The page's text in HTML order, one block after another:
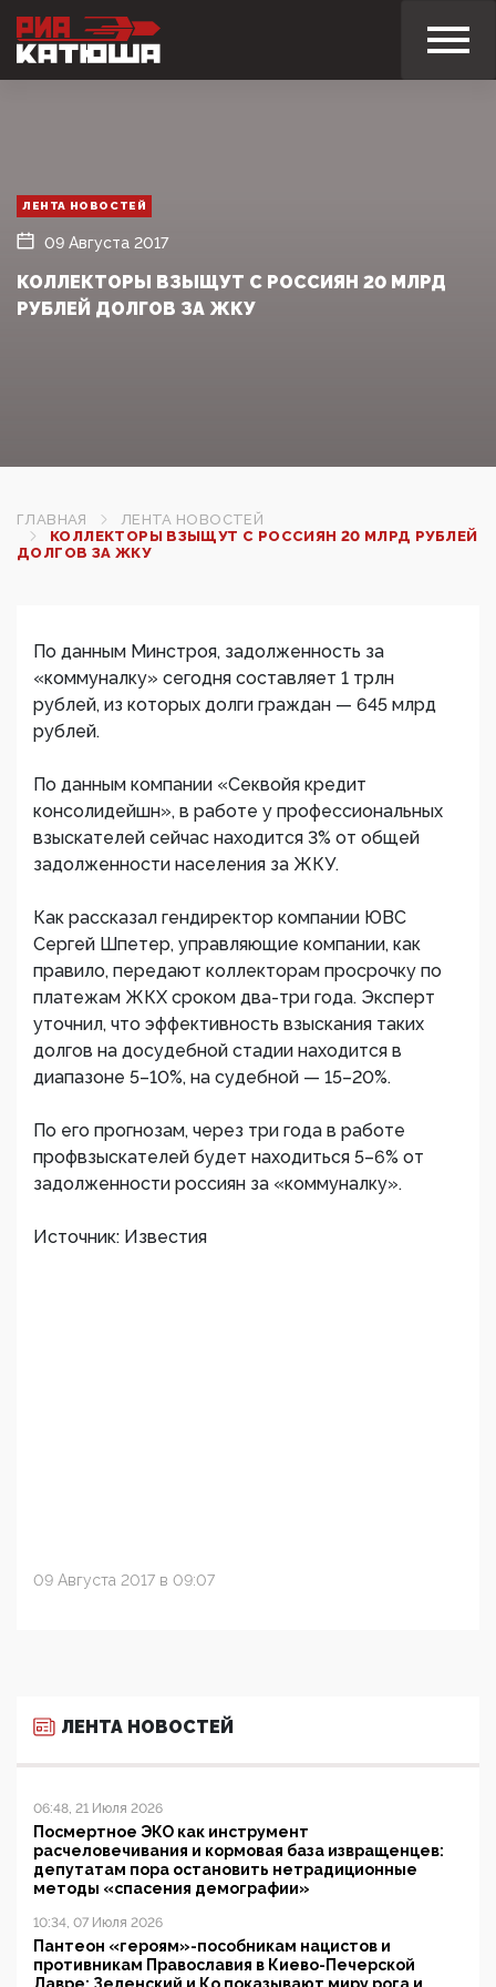
ЛЕНТА НОВОСТЕЙ
09 Августа 2017
КОЛЛЕКТОРЫ ВЗЫЩУТ С РОССИЯН 20 МЛРД
РУБЛЕЙ ДОЛГОВ ЗА ЖКУ
ГЛАВНАЯ
ЛЕНТА НОВОСТЕЙ
КОЛЛЕКТОРЫ ВЗЫЩУТ С РОССИЯН 20 МЛРД РУБЛЕЙ
ДОЛГОВ ЗА ЖКУ
По данным Минстроя, задолженность за
«коммуналку» сегодня составляет 1 трлн
рублей, из которых долги граждан — 645 млрд
рублей.
По данным компании «Секвойя кредит
консолидейшн», в работе у профессиональных
взыскателей сейчас находится 3% от общей
задолженности населения за ЖКУ.
Как рассказал гендиректор компании ЮВС
Сергей Шпетер, управляющие компании, как
правило, передают коллекторам просрочку по
платежам ЖКХ сроком два-три года. Эксперт
уточнил, что эффективность взыскания таких
долгов на досудебной стадии находится в
диапазоне 5–10%, на судебной — 15–20%.
По его прогнозам, через три года в работе
профвзыскателей будет находиться 5–6% от
задолженности россиян за «коммуналку».
Источник: Известия
09 Августа 2017 в 09:07
ЛЕНТА НОВОСТЕЙ
06:48, 21 Июля 2026
Посмертное ЭКО как инструмент
расчеловечивания и кормовая база извращенцев:
депутатам пора остановить нетрадиционные
методы «спасения демографии»
10:34, 07 Июля 2026
Пантеон «героям»-пособникам нацистов и
противникам Православия в Киево-Печерской